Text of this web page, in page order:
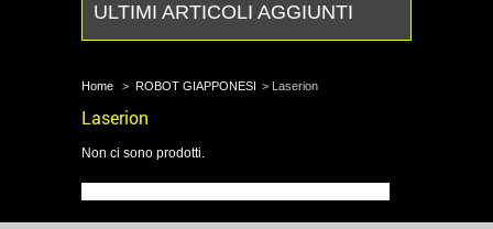
ULTIMI ARTICOLI AGGIUNTI
Home > ROBOT GIAPPONESI > Laserion
Laserion
Non ci sono prodotti.